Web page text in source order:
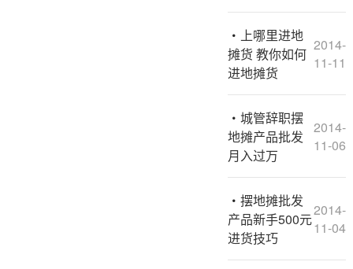
上哪里进地
摊货 教你如何
进地摊货
2014-
11-11
城管辞职摆
地摊产品批发
月入过万
2014-
11-06
摆地摊批发
产品新手500元
进货技巧
2014-
11-04